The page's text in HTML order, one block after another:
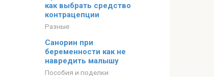
как выбрать средство
контрацепции
Разные
Санорин при
беременности как не
навредить малышу
Пособия и поделки